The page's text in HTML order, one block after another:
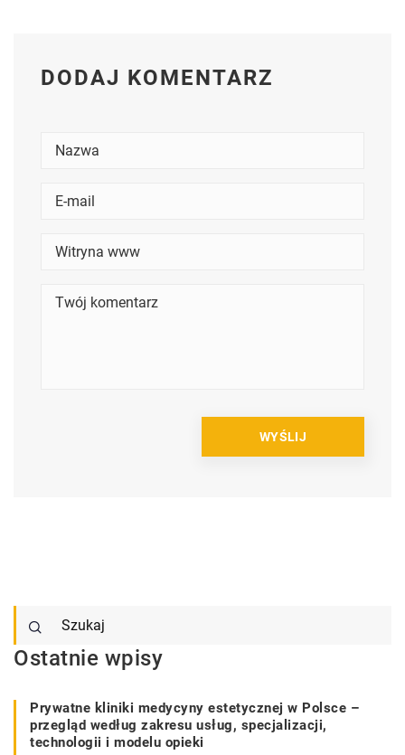
DODAJ KOMENTARZ
Ostatnie wpisy
Prywatne kliniki medycyny estetycznej w Polsce –
przegląd według zakresu usług, specjalizacji,
technologii i modelu opieki